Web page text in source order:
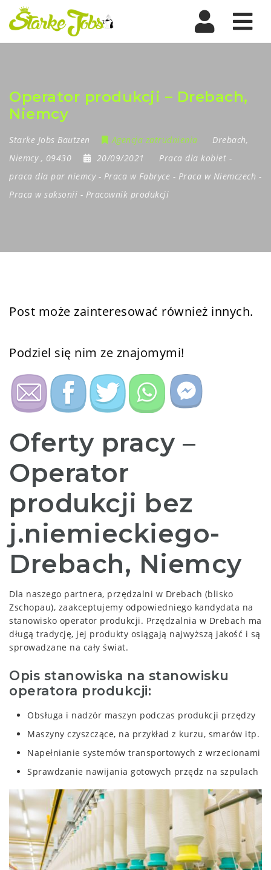
Operator produkcji – Drebach,
Niemcy
Starke Jobs Bautzen Agencja zatrudnienia Drebach,
Niemcy, 09430 20/09/2021 Praca dla kobiet -
praca dla par niemcy- Praca w Fabryce - Praca w Niemczech -
Praca w saksonii - Pracownik produkcji
Post może zainteresować również innych.
Podziel się nim ze znajomymi!
Oferty pracy –
Operator
produkcji bez
j.niemieckiego-
Drebach, Niemcy
Dla naszego partnera, przędzalni w Drebach (blisko
Zschopau), zaakceptujemy odpowiedniego kandydata na
stanowisko operator produkcji. Przędzalnia w Drebach ma
długą tradycję, jej produkty osiągają najwyższą jakość i są
sprowadzane na cały świat.
Opis stanowiska na stanowisku
operatora produkcji:
Obsługa i nadzór maszyn podczas produkcji przędzy
Maszyny czyszczące, na przykład z kurzu, smarów itp.
Napełnianie systemów transportowych z wrzecionami
Sprawdzanie nawijania gotowych przędz na szpulach